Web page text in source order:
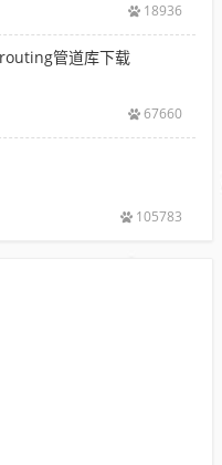
18936
管道库下载
67660
105783